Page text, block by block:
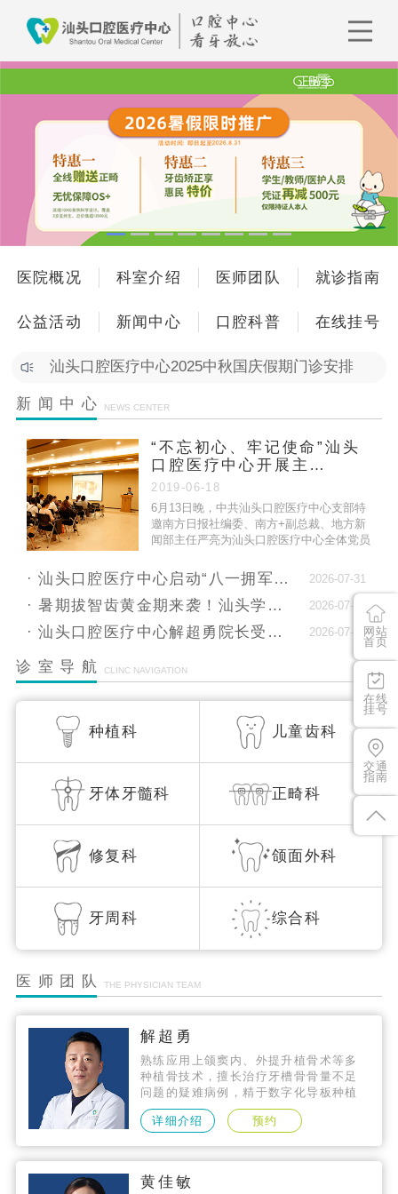
医院概况 科室介绍 医师团队 就诊指南
公益活动 新闻中心 口腔科普 在线挂号
汕头口腔医疗中心2025中秋国庆假期门诊安排
以规范守护健康，用引领促进同质 | 口腔中心
正…
汕头口腔医疗中心2025年端午假期门诊安排
关于汕头口腔医疗中心周边交通调整的公告
就诊更省心！4月起，汕头口腔医疗中心医生排班
全…
汕头口腔医疗中心2025年清明假期门诊安排
汕头口腔医疗中心严正声明：坚决谴责非法获
客，…
汕头口腔医疗中心2026春节假期门诊安排
新闻中心 NEWS CENTER
“不忘初心、牢记使命”汕头
口腔医疗中心开展主…
2019-06-18
6月13日晚，中共汕头口腔医疗中心支部特
邀南方日报社编委、南方+副总裁、地方新
闻部主任严亮为汕头口腔医疗中心全体党员
汕头口腔医疗中心启动“八一拥军月”，献礼建军9… 2026-07-31
暑期拔智齿黄金期来袭！汕头学生专属舒适微创拔… 2026-07-10
汕头口腔医疗中心解超勇院长受邀出席士卓曼复杂… 2026-07-10
诊室导航 CLINC NAVIGATION
种植科 儿童齿科
牙体牙髓科 正畸科
修复科 颌面外科
牙周科 综合科
医师团队 THE PHYSICIAN TEAM
解超勇
熟练应用上颌窦内、外提升植骨术等多
种植骨技术，擅长治疗牙槽骨骨量不足
问题的疑难病例，精于数字化导板种植
技术、微创种植技术、即刻种植技术，
种植技术精准，拥有数千个成功案例。
详细介绍 预约
黄佳敏
网站
首页
在线
挂号
交通
指南